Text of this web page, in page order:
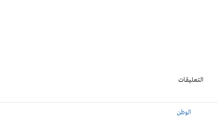
التعليقات
الوطن